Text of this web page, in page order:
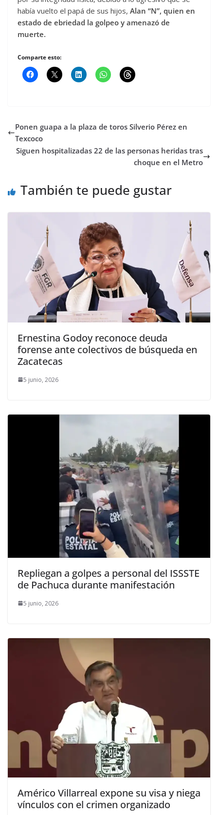
había vuelto el papá de sus hijos, Alan “N”, quien en
estado de ebriedad la golpeo y amenazó de
muerte.
Comparte esto:
Ponen guapa a la plaza de toros Silverio Pérez en
Texcoco
Siguen hospitalizadas 22 de las personas heridas tras
choque en el Metro
También te puede gustar
Ernestina Godoy reconoce deuda
forense ante colectivos de búsqueda en
Zacatecas
5 junio, 2026
Repliegan a golpes a personal del ISSSTE
de Pachuca durante manifestación
5 junio, 2026
Américo Villarreal expone su visa y niega
vínculos con el crimen organizado